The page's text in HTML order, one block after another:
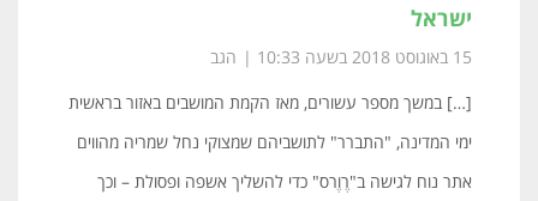
ישראל
15 באוגוסט 2018 בשעה 10:33 הגב
[…] במשך מספר עשורים, מאז הקמת המושבים באזור בראשית
ימי המדינה, "התברר" לתושביהם שמצוקי נחל שמריה מהווים
אתר נוח לגישה ב"רֶוֶרס" כדי להשליך אשפה ופסולת – וכך